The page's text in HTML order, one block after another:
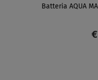
Batteria AQUA